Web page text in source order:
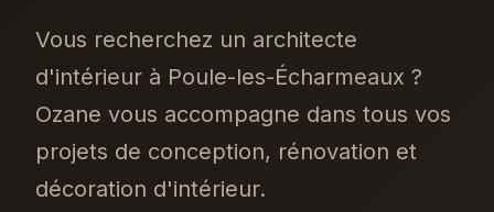
Vous recherchez un architecte
d'intérieur à Poule-les-Écharmeaux ?
Ozane vous accompagne dans tous vos
projets de conception, rénovation et
décoration d'intérieur.